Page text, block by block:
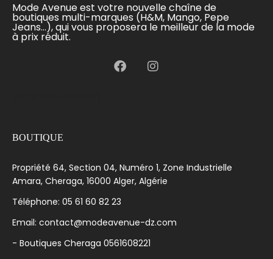
Mode Avenue est votre nouvelle chaîne de
boutiques multi-marques (H&M, Mango, Pepe
Jeans...), qui vous proposera le meilleur de la mode
à prix réduit.
BOUTIQUE
Propriété 64, Section 04, Numéro 1, Zone Industrielle
Amara, Cheraga, 16000 Alger, Algérie
Téléphone: 05 61 60 82 23
Email: contact@modeavenue-dz.com
- Boutiques Cheraga 0561608221